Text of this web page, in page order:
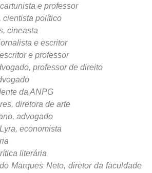
e professor
cientista político
cineasta
e escritor
e professor
professor de direito
da ANPG
diretora de arte
advogado
economista
literária
Marques Neto, diretor da faculdade